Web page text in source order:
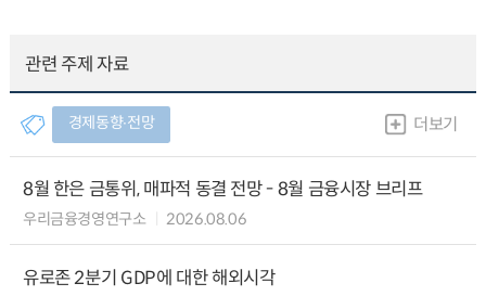
관련 주제 자료
경제동향∙전망 더보기
8월 한은 금통위, 매파적 동결 전망 - 8월 금융시장 브리프
우리금융경영연구소 2026.08.06
유로존 2분기 GDP에 대한 해외시각